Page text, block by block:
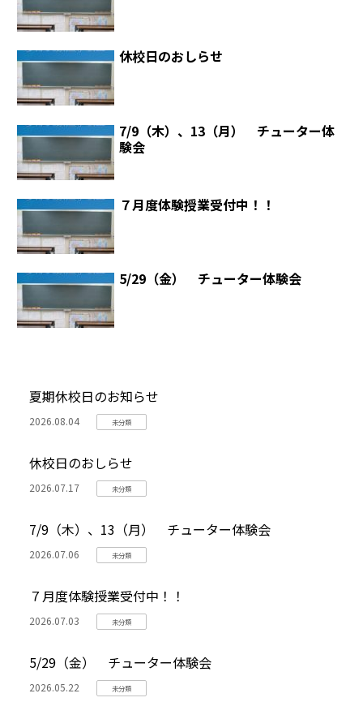
休校日のおしらせ
7/9（木）、13（月） チューター体
験会
７月度体験授業受付中！！
5/29（金） チューター体験会
夏期休校日のお知らせ
2026.08.04 未分類
休校日のおしらせ
2026.07.17 未分類
7/9（木）、13（月） チューター体験会
2026.07.06 未分類
７月度体験授業受付中！！
2026.07.03 未分類
5/29（金） チューター体験会
2026.05.22 未分類